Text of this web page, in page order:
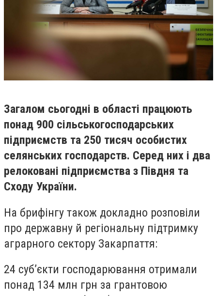
Загалом сьогодні в області працюють
понад 900 сільськогосподарських
підприємств та 250 тисяч особистих
селянських господарств. Серед них і два
релоковані підприємства з Півдня та
Сходу України.
На брифінгу також докладно розповіли
про державну й регіональну підтримку
аграрного сектору Закарпаття:
24 суб’єкти господарювання отримали
понад 134 млн грн за грантовою